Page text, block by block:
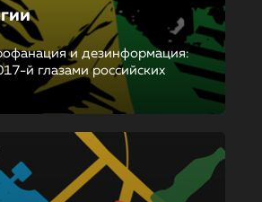
и дезинформация:
й глазами российских